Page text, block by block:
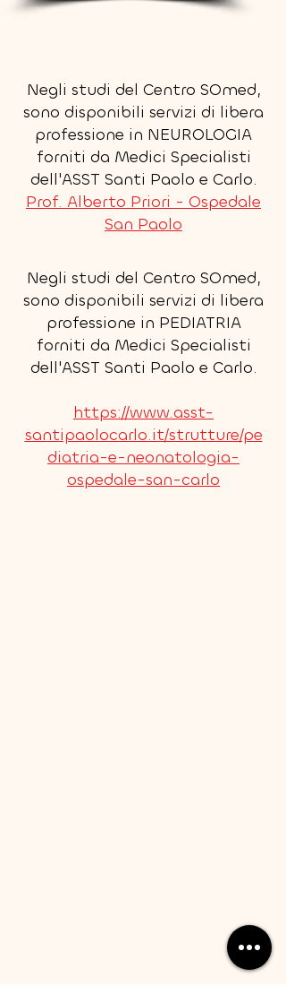
Negli studi del Centro SOmed,
sono disponibili servizi di libera
professione in NEUROLOGIA
forniti da Medici Specialisti
dell'ASST Santi Paolo e Carlo.
Prof. Alberto Priori - Ospedale
San Paolo
Negli studi del Centro SOmed,
sono disponibili servizi di libera
professione in PEDIATRIA
forniti da Medici Specialisti
dell'ASST Santi Paolo e Carlo.
​https://www.asst-
santipaolocarlo.it/strutture/pe
diatria-e-neonatologia-
ospedale-san-carlo